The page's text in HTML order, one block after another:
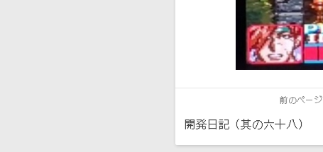
前のページ
開発日記（其の六十八）